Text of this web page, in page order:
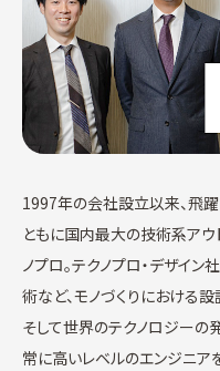
1997年の会社設立以来、飛
ともに国内最大の技術系ア
ノプロ。テクノプロ・デザイン
術など、モノづくりにおける
そして世界のテクノロジーの
常に高いレベルのエンジニア